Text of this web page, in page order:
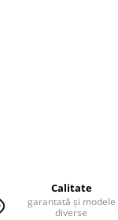
Calitate
garantată și modele
diverse